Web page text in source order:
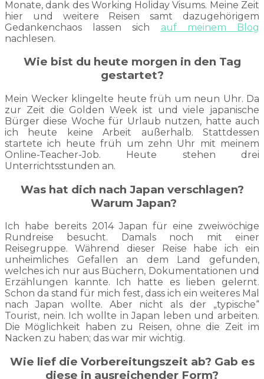
Monate, dank des Working Holiday Visums. Meine Zeit
hier und weitere Reisen samt dazugehörigem
Gedankenchaos lassen sich auf meinem Blog
nachlesen.
Wie bist du heute morgen in den Tag
gestartet?
Mein Wecker klingelte heute früh um neun Uhr. Da
zur Zeit die Golden Week ist und viele japanische
Bürger diese Woche für Urlaub nutzen, hatte auch
ich heute keine Arbeit außerhalb. Stattdessen
startete ich heute früh um zehn Uhr mit meinem
Online-Teacher-Job. Heute stehen drei
Unterrichtsstunden an.
Was hat dich nach Japan verschlagen?
Warum Japan?
Ich habe bereits 2014 Japan für eine zweiwöchige
Rundreise besucht. Damals noch mit einer
Reisegruppe. Während dieser Reise habe ich ein
unheimliches Gefallen an dem Land gefunden,
welches ich nur aus Büchern, Dokumentationen und
Erzählungen kannte. Ich hatte es lieben gelernt.
Schon da stand für mich fest, dass ich ein weiteres Mal
nach Japan wollte. Aber nicht als der „typische“
Tourist, nein. Ich wollte in Japan leben und arbeiten.
Die Möglichkeit haben zu Reisen, ohne die Zeit im
Nacken zu haben; das war mir wichtig.
Wie lief die Vorbereitungszeit ab? Gab es
diese in ausreichender Form?